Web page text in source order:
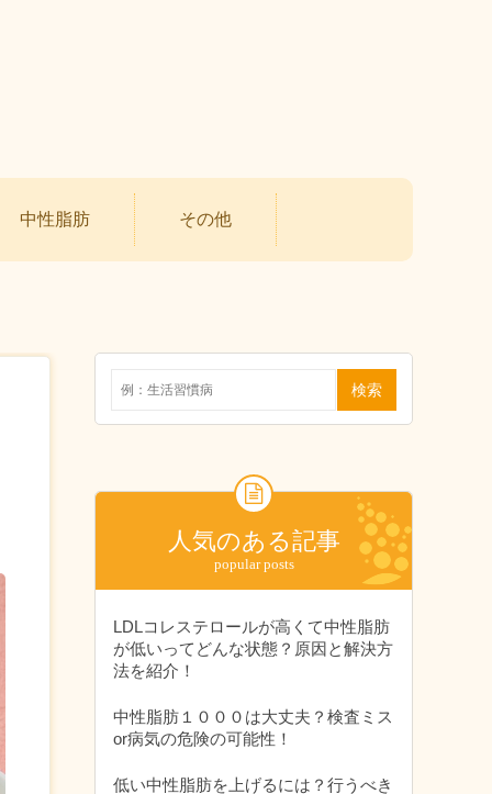
中性脂肪 その他
人気のある記事
LDLコレステロールが高くて中性脂肪
が低いってどんな状態？原因と解決方
法を紹介！
中性脂肪１０００は大丈夫？検査ミス
or病気の危険の可能性！
低い中性脂肪を上げるには？行うべき